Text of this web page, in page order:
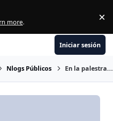
more. ×
Iniciar sesión
Nlogs Públicos En la